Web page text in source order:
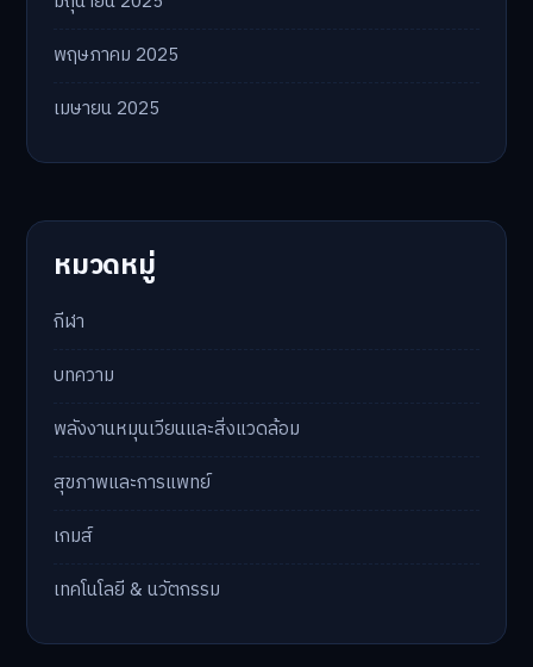
พฤษภาคม 2025
เมษายน 2025
หมวดหมู่
กีฬา
บทความ
พลังงานหมุนเวียนและสิ่งแวดล้อม
สุขภาพและการแพทย์
เกมส์
เทคโนโลยี & นวัตกรรม